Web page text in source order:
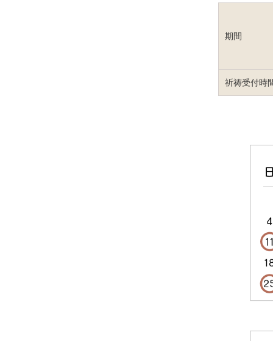
期間
祈祷受付時